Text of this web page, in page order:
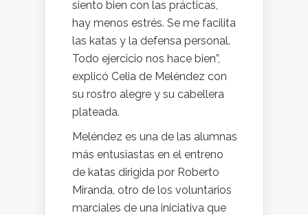
siento bien con las prácticas,
hay menos estrés. Se me facilita
las katas y la defensa personal.
Todo ejercicio nos hace bien”,
explicó Celia de Meléndez con
su rostro alegre y su cabellera
plateada.
Meléndez es una de las alumnas
más entusiastas en el entreno
de katas dirigida por Roberto
Miranda, otro de los voluntarios
marciales de una iniciativa que